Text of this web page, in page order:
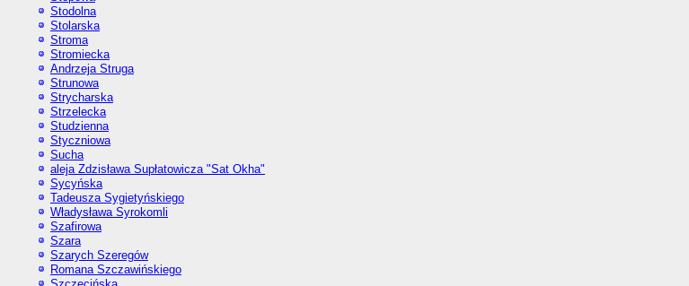
Stodolna
Stolarska
Stroma
Stromiecka
Andrzeja Struga
Strunowa
Strycharska
Strzelecka
Studzienna
Styczniowa
Sucha
aleja Zdzisława Supłatowicza "Sat Okha"
Sycyńska
Tadeusza Sygietyńskiego
Władysława Syrokomli
Szafirowa
Szara
Szarych Szeregów
Romana Szczawińskiego